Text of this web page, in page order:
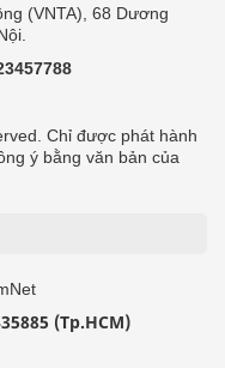
(VNTA), 68 Dương
Chỉ được phát hành
ý bằng văn bản của
(Tp.HCM)